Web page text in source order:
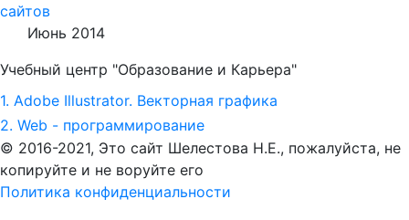
сайтов
Июнь 2014
Учебный центр "Образование и Карьера"
1. Adobe Illustrator. Векторная графика
2. Web - программирование
© 2016-2021, Это сайт Шелестова Н.Е., пожалуйста, не
копируйте и не воруйте его
Политика конфиденциальности